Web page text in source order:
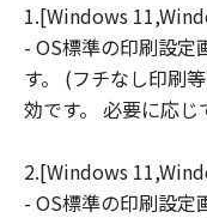
損害等につ
一切の責任
ユーザーは
府より必要
たは間接に
1.[Windows
- OS標準の印刷設定
す。 (フチなし印刷
効です。 必要に応じ
2.[Windows
- OS標準の印刷設定